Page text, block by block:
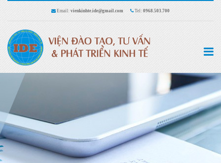
Email: vienkinhte.ide@gmail.com Tel: 0968.503.700